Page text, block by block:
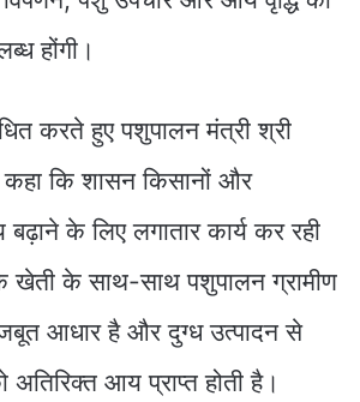
होंगी।
करते हुए पशुपालन मंत्री श्री
कहा कि शासन किसानों और
के लिए लगातार कार्य कर रही
खेती के साथ-साथ पशुपालन ग्रामीण
आधार है और दुग्ध उत्पादन से
अतिरिक्त आय प्राप्त होती है।